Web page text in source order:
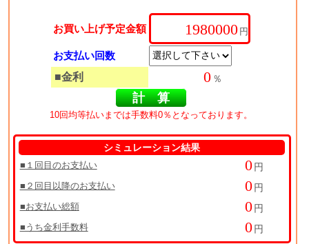
お買い上げ予定金額 円
お支払い回数
■金利
％
10回均等払いまでは手数料0％となっております。
シミュレーション結果
■１回目のお支払い 円
■２回目以降のお支払い 円
■お支払い総額 円
■うち金利手数料 円